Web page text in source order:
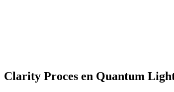
Clarity Proces en Quantum